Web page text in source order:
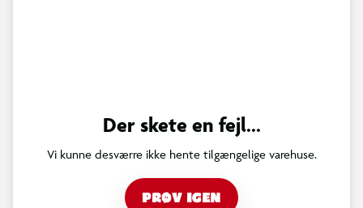
Der skete en fejl...
Vi kunne desværre ikke hente tilgængelige varehuse.
PRØV IGEN